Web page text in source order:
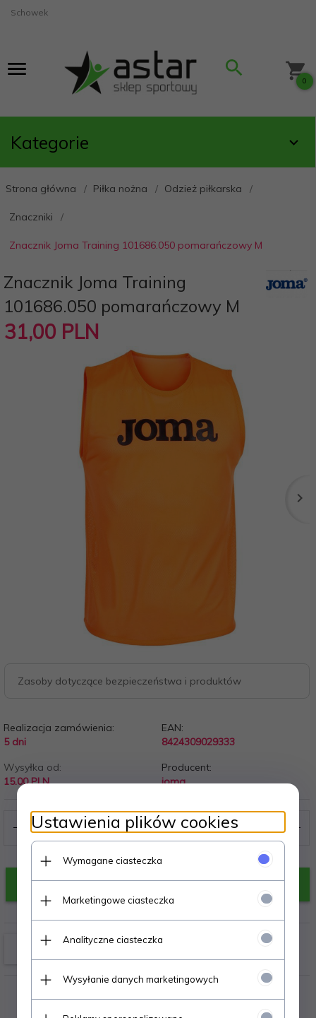
Schowek
0
Kategorie
Strona główna Piłka nożna Odzież piłkarska
Znaczniki
Znacznik Joma Training 101686.050 pomarańczowy M
Znacznik Joma Training
101686.050 pomarańczowy M
31,00 PLN
Zasoby dotyczące bezpieczeństwa i produktów
Realizacja zamówienia:
5 dni
EAN:
8424309029333
Wysyłka od:
15.00 PLN
Producent:
joma
KUP TERAZ!
Ustawienia plików cookies
Wymagane ciasteczka
Marketingowe ciasteczka
Analityczne ciasteczka
Wysyłanie danych marketingowych